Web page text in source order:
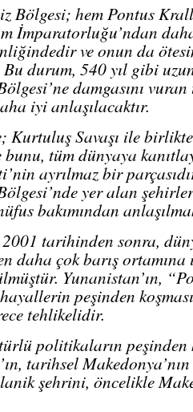
Bölgesi; hem Pontus
İmparatorluğu’ndan
ve onun da
durum, 540 yıl gibi
damgasını
iyi anlaşılacaktır.
Kurtuluş Savaşı ile
bunu, tüm dünyaya
ayrılmaz bir
yer alan
bakımından
tarihinden sonra,
daha çok barış
Yunanistan’ın,
peşinden
tehlikelidir.
politikaların peşinden
tarihsel
şehrini, öncelikle